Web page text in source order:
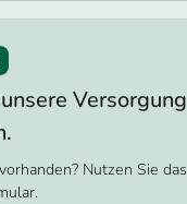
Versorgung
Nutzen Sie das